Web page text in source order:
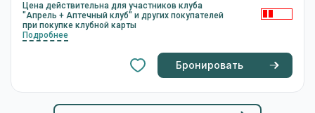
Цена действительна для участников клуба
"Апрель + Аптечный клуб" и других покупателей
при покупке клубной карты
Подробнее
Бронировать